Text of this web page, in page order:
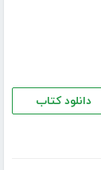
دانلود کتاب